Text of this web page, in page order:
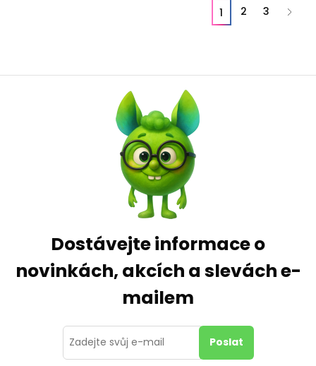
1 2 3
Dostávejte informace o
novinkách, akcích a slevách e-
mailem